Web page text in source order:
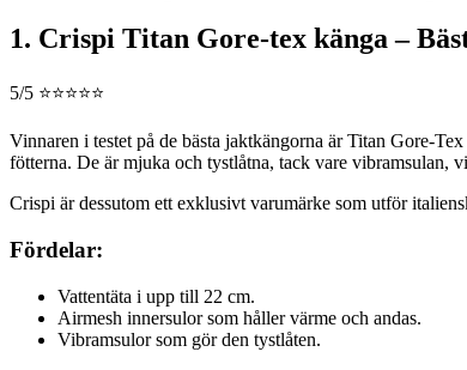
1. Crispi Titan Gore-tex känga –
5/5 ⭐⭐⭐⭐⭐
Vinnaren i testet på de bästa jaktkängorna är Titan Gore-
fötterna. De är mjuka och tystlåtna, tack vare vibramsulan,
Crispi är dessutom ett exklusivt varumärke som utför
Fördelar:
Vattentäta i upp till 22 cm.
Airmesh innersulor som håller värme och andas.
Vibramsulor som gör den tystlåten.